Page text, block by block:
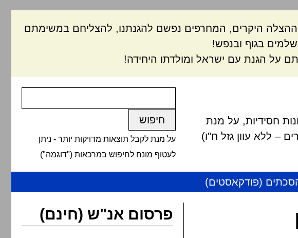
היקרים, המחרפים נפשם להגנתנו, להצליחם במשימתם
בגוף ובנפש!
על הגנת עם ישראל ומולדתו היחידה!
חסידיות, על מנת
– ללא עוון גזל ח"ו)
על מנת לקבל תוצאות מדויקות יותר - ניתן
לעטוף מונח לחיפוש במרכאות ("דוגמה")
(פודקאסטים)
פרסום אנ"ש (חינם)